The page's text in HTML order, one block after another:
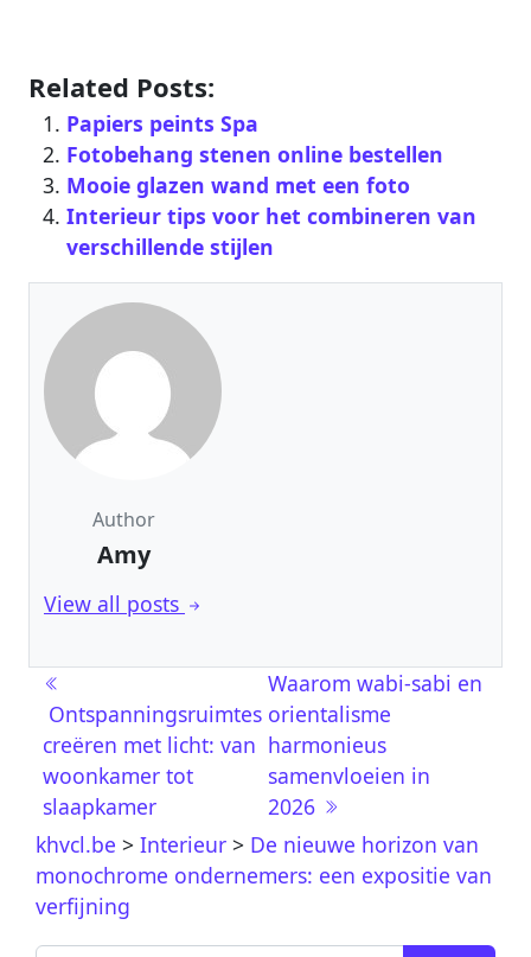
Related Posts:
Papiers peints Spa
Fotobehang stenen online bestellen
Mooie glazen wand met een foto
Interieur tips voor het combineren van
verschillende stijlen
Author
Amy
View all posts
Post navigation
Ontspanningsruimtes
creëren met licht: van
woonkamer tot
slaapkamer
Waarom wabi-sabi en
orientalisme
harmonieus
samenvloeien in
2026
khvcl.be > Interieur > De nieuwe horizon van
monochrome ondernemers: een expositie van
verfijning